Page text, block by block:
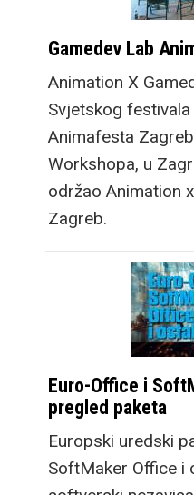
Gamedev Lab
Animation X
Svjetskog
Animafesta
Workshopa, u
održao Animation
Zagreb.
Euro-Office i
pregled paketa
Europski uredski
SoftMaker Office i